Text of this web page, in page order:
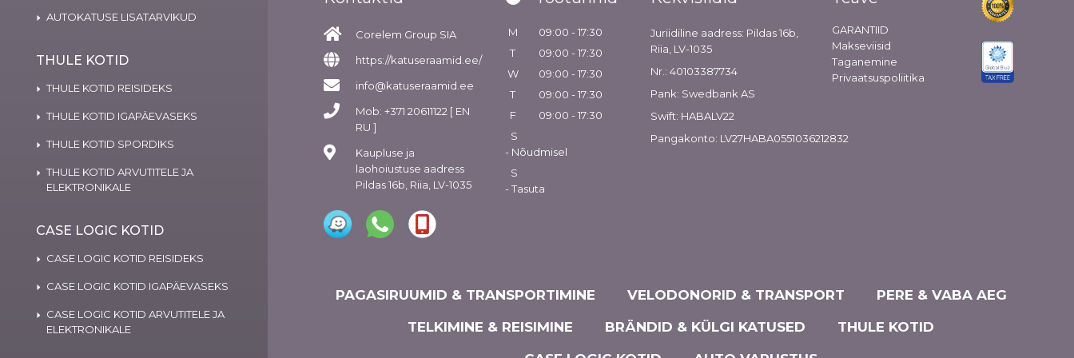
AUTOKATUSE LISATARVIKUD
THULE KOTID
THULE KOTID REISIDEKS
THULE KOTID IGAPÄEVASEKS
THULE KOTID SPORDIKS
THULE KOTID ARVUTITELE JA
ELEKTRONIKALE
CASE LOGIC KOTID
CASE LOGIC KOTID REISIDEKS
CASE LOGIC KOTID IGAPÄEVASEKS
CASE LOGIC KOTID ARVUTITELE JA
ELEKTRONIKALE
Corelem Group SIA
https://katuseraamid.ee/
info@katuseraamid.ee
Mob: +371 20611122 [ EN
RU ]
Kaupluse ja
laohoiustuse aadress
Pildas 16b, Riia, LV-1035
M
09:00 - 17:30
T
09:00 - 17:30
W
09:00 - 17:30
T
09:00 - 17:30
F
09:00 - 17:30
S
- Nõudmisel
S
- Tasuta
Juriidiline aadress: Pildas 16b,
Riia, LV-1035
Nr.: 40103387734
Pank: Swedbank AS
Swift: HABALV22
Pangakonto: LV27HABA0551036212832
GARANTIID
Makseviisid
Taganemine
Privaatsuspoliitika
PAGASIRUUMID & TRANSPORTIMINE VELODONORID & TRANSPORT
PERE & VABA AEG
TELKIMINE & REISIMINE
BRÄNDID & KÜLGI KATUSED
THULE KOTID